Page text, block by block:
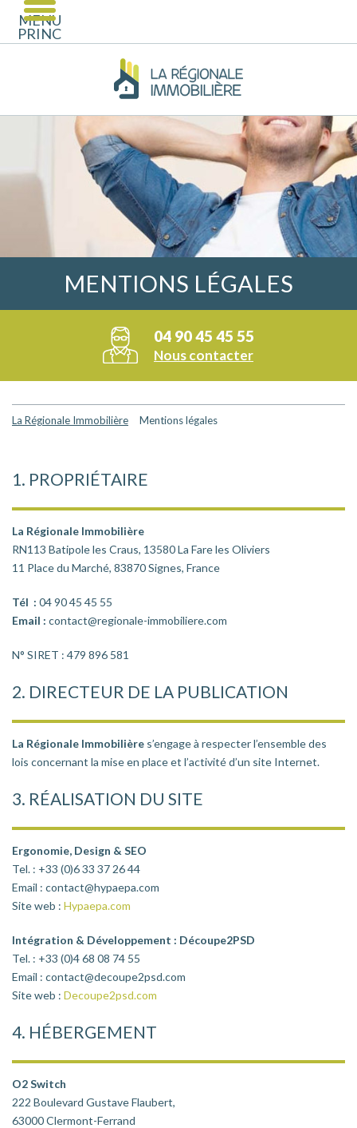
MENTIONS LÉGALES
04 90 45 45 55
Nous contacter
La Régionale Immobilière Mentions légales
1. PROPRIÉTAIRE
La Régionale Immobilière
RN113 Batipole les Craus, 13580 La Fare les Oliviers
11 Place du Marché, 83870 Signes, France
Tél : 04 90 45 45 55
Email : contact@regionale-immobiliere.com
N° SIRET : 479 896 581
2. DIRECTEUR DE LA PUBLICATION
La Régionale Immobilière s’engage à respecter l’ensemble des
lois concernant la mise en place et l’activité d’un site Internet.
3. RÉALISATION DU SITE
Ergonomie, Design & SEO
Tel. : +33 (0)6 33 37 26 44
Email : contact@hypaepa.com
Site web : Hypaepa.com
Intégration & Développement : Découpe2PSD
Tel. : +33 (0)4 68 08 74 55
Email : contact@decoupe2psd.com
Site web : Decoupe2psd.com
4. HÉBERGEMENT
O2 Switch
222 Boulevard Gustave Flaubert,
63000 Clermont-Ferrand
MENU
PRINCIPAL